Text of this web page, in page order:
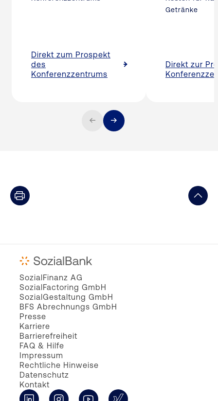
Direkt zum Prospekt
des
Konferenzzentrums
Getränke
Direkt zur
SozialFinanz AG
SozialFactoring GmbH
SozialGestaltung GmbH
BFS Abrechnungs GmbH
Presse
Karriere
Barrierefreiheit
FAQ & Hilfe
Impressum
Rechtliche Hinweise
Datenschutz
Kontakt